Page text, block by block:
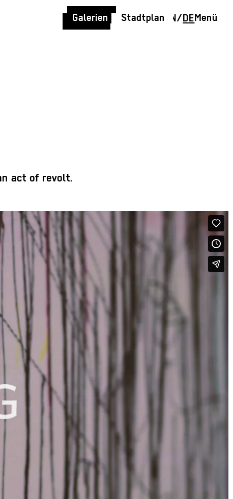
Galerien Stadtplan EN/DEMenü
act of revolt.